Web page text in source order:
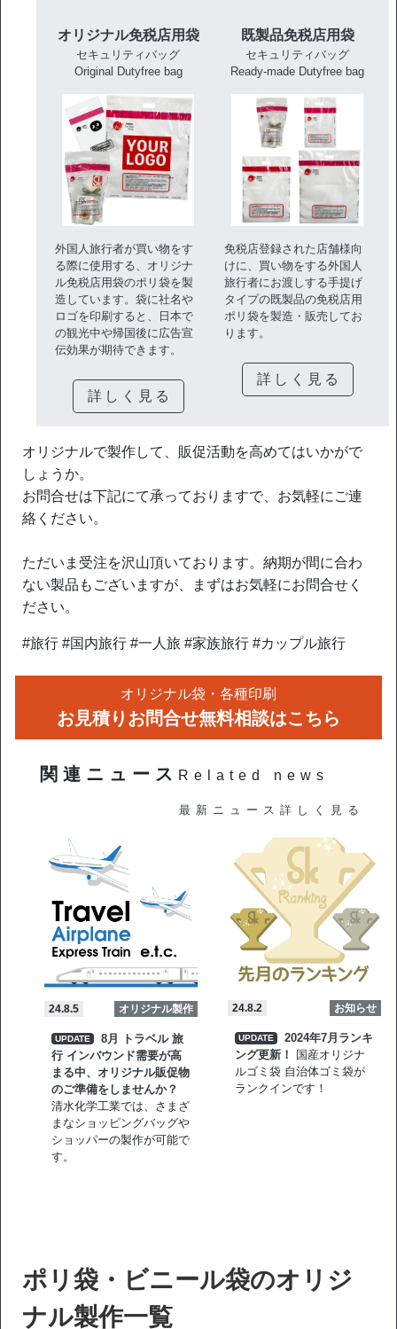
オリジナル免税店用袋
セキュリティバッグ
Original Dutyfree bag
外国人旅行者が買い物をす
る際に使用する、オリジナ
ル免税店用袋のポリ袋を製
造しています。袋に社名や
ロゴを印刷すると、日本で
の観光中や帰国後に広告宣
伝効果が期待できます。
詳しく見る
既製品免税店用袋
セキュリティバッグ
Ready-made Dutyfree bag
免税店登録された店舗様向
けに、買い物をする外国人
旅行者にお渡しする手提げ
タイプの既製品の免税店用
ポリ袋を製造・販売してお
ります。
詳しく見る
オリジナルで製作して、販促活動を高めてはいかがで
しょうか。
お問合せは下記にて承っておりますで、お気軽にご連
絡ください。
ただいま受注を沢山頂いております。納期が間に合わ
ない製品もございますが、まずはお気軽にお問合せく
ださい。
#旅行 #国内旅行 #一人旅 #家族旅行 #カップル旅行
オリジナル袋・各種印刷
お見積りお問合せ無料相談はこちら
関連ニュース Related news
最新ニュース詳しく見る
24.8.5 オリジナル製作
UPDATE
8月 トラベル 旅
行 インバウンド需要が高
まる中、オリジナル販促物
のご準備をしませんか？
清水化学工業では、さまざ
まなショッピングバッグや
ショッパーの製作が可能で
す。
24.8.2 お知らせ
UPDATE
2024年7月ランキ
ング更新！
国産オリジナ
ルゴミ袋 自治体ゴミ袋が
ランクインです！
ポリ袋・ビニール袋のオリジ
ナル製作一覧